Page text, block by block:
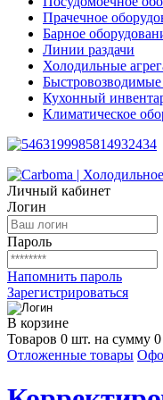
Прачечное
Барное
Линии раздачи
Холодильные
Быстровозводимые
Кухонный
Климатическое
Личный кабинет
Логин
Пароль
Напомнить пароль
Зарегистрироваться
В корзине
Товаров 0 шт. на сумму 0
Отложенные товары